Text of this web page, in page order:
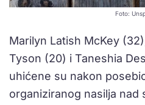
Foto:
Marilyn Latish McKey
Tyson (20) i Taneshia
uhićene su nakon
organiziranog nasilja nad